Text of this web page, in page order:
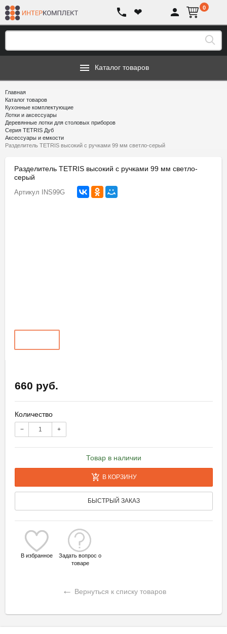
❤ 0
Каталог товаров
Главная
Каталог товаров
Кухонные комплектующие
Лотки и аксессуары
Деревянные лотки для столовых приборов
Серия TETRIS Дуб
Аксессуары и емкости
Разделитель TETRIS высокий с ручками 99 мм светло-серый
Разделитель TETRIS высокий с ручками 99 мм светло-
серый
Артикул INS99G
660 руб.
Количество
− +
Товар в наличии
В КОРЗИНУ
БЫСТРЫЙ ЗАКАЗ
В избранное
Задать вопрос о
товаре
← Вернуться к списку товаров